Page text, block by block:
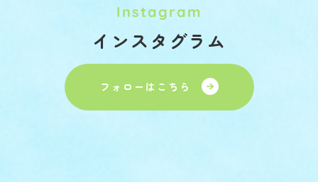
Instagram
インスタグラム
フォローはこちら